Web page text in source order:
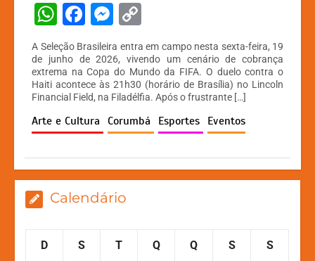
W
h
at
s
A
p
F
c
e
b
o
k
M
s
s
e
n
er
p
y
Li
n
A Seleção Brasileira entra em campo nesta sexta-feira, 19
de junho de 2026, vivendo um cenário de cobrança
extrema na Copa do Mundo da FIFA. O duelo contra o
Haiti acontece às 21h30 (horário de Brasília) no Lincoln
Financial Field, na Filadélfia. Após o frustrante […]
Arte e Cultura Corumbá Esportes Eventos
Calendário
D S T Q Q S S